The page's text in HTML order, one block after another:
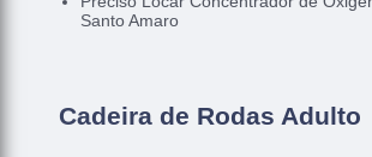
Santo Amaro
Cadeira de Rodas Adulto